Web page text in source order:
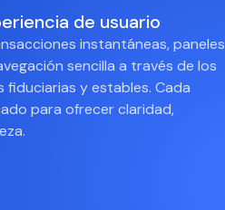
de usuario
instantáneas, paneles
sencilla a través de los
fiduciarias y estables. Cada
para ofrecer claridad,